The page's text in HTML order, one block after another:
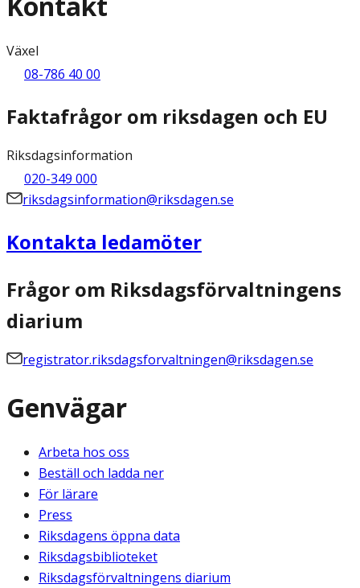
Växel
08-786 40 00
Faktafrågor om riksdagen och EU
Riksdagsinformation
020-349 000
riksdagsinformation@riksdagen.se
Kontakta ledamöter
Frågor om Riksdagsförvaltningens
diarium
registrator.riksdagsforvaltningen@riksdagen.se
Genvägar
Arbeta hos oss
Beställ och ladda ner
För lärare
Press
Riksdagens öppna data
Riksdagsbiblioteket
Riksdagsförvaltningens diarium